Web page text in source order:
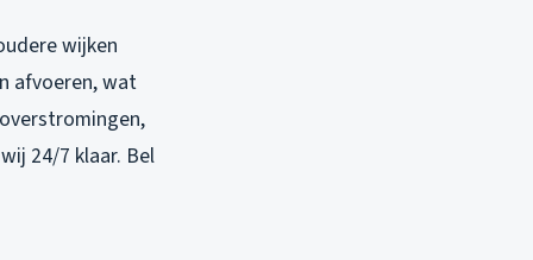
wijken
afvoeren, wat
24/7 klaar. Bel